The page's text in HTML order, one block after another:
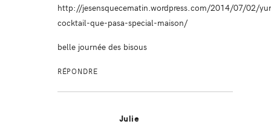
http://jesensquecematin.wordpress.com/2014/07/02/
cocktail-que-pasa-special-maison/
belle journée des bisous
RÉPONDRE
Julie